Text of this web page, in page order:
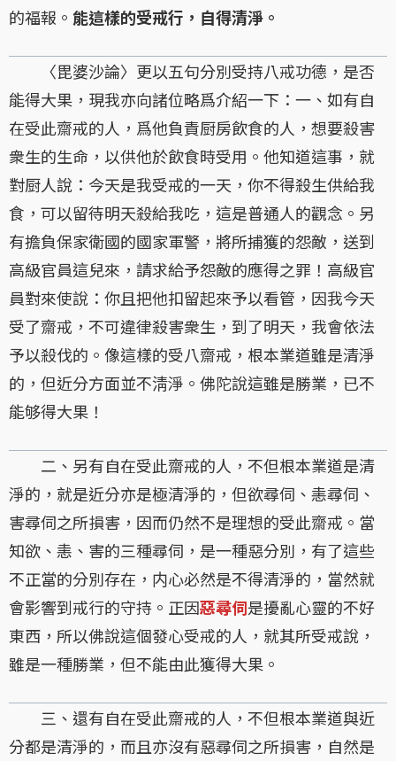
的福報。 能這樣的受戒行，自得清淨。
〈毘婆沙論〉更以五句分別受持八戒功德，是否
能得大果，現我亦向諸位略爲介紹一下：一、如有自
在受此齋戒的人，爲他負責厨房飲食的人，想要殺害
衆生的生命，以供他於飲食時受用。他知道這事，就
對厨人說：今天是我受戒的一天，你不得殺生供給我
食，可以留待明天殺給我吃，這是普通人的觀念。另
有擔負保家衛國的國家軍警，將所捕獲的怨敵，送到
高級官員這兒來，請求給予怨敵的應得之罪！高級官
員對來使說：你且把他扣留起來予以看管，因我今天
受了齋戒，不可違律殺害衆生，到了明天，我會依法
予以殺伐的。像這樣的受八齋戒，根本業道雖是清淨
的，但近分方面並不淸淨。佛陀說這雖是勝業，已不
能够得大果！
二、另有自在受此齋戒的人，不但根本業道是清
淨的，就是近分亦是極清淨的，但欲尋伺、恚尋伺、
害尋伺之所損害，因而仍然不是理想的受此齋戒。當
知欲、恚、害的三種尋伺，是一種惡分別，有了這些
不正當的分別存在，内心必然是不得清淨的，當然就
會影響到戒行的守持。正因惡尋伺是擾亂心靈的不好
東西，所以佛說這個發心受戒的人，就其所受戒說，
雖是一種勝業，但不能由此獲得大果。
三、還有自在受此齋戒的人，不但根本業道與近
分都是清淨的，而且亦沒有惡尋伺之所損害，自然是